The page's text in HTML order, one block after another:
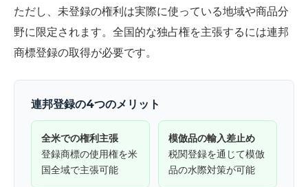
ただし、未登録の権利は実際に使っている地域や商品分
野に限定されます。全国的な独占権を主張するには連邦
商標登録の取得が必要です。
連邦登録の4つのメリット
全米での権利主張
登録商標の使用権を米
国全域で主張可能
模倣品の輸入差止め
税関登録を通じて模倣
品の水際対策が可能